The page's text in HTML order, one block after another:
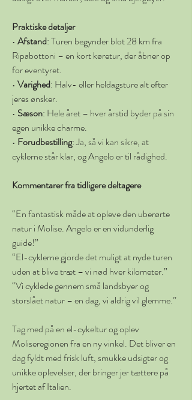
Praktiske detaljer
• Afstand: Turen begynder blot 28 km fra
Ripabottoni – en kort køretur, der åbner op
for eventyret.
• Varighed: Halv- eller heldagsture alt efter
jeres ønsker.
• Sæson: Hele året – hver årstid byder på sin
egen unikke charme.
• Forudbestilling: Ja, så vi kan sikre, at
cyklerne står klar, og Angelo er til rådighed.
Kommentarer fra tidligere deltagere
“En fantastisk måde at opleve den uberørte
natur i Molise. Angelo er en vidunderlig
guide!”
“El-cyklerne gjorde det muligt at nyde turen
uden at blive træt – vi nød hver kilometer.”
“Vi cyklede gennem små landsbyer og
storslået natur – en dag, vi aldrig vil glemme.”
Tag med på en el-cykeltur og oplev
Moliseregionen fra en ny vinkel. Det bliver en
dag fyldt med frisk luft, smukke udsigter og
unikke oplevelser, der bringer jer tættere på
hjertet af Italien.